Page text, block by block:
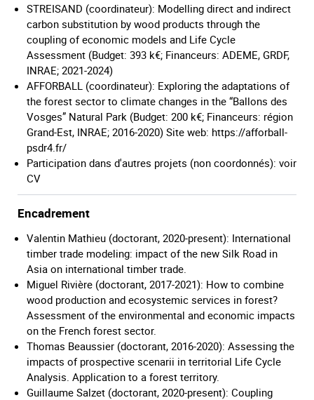
STREISAND (coordinateur): Modelling direct and indirect
carbon substitution by wood products through the
coupling of economic models and Life Cycle
Assessment (Budget: 393 k€; Financeurs: ADEME, GRDF,
INRAE; 2021-2024)
AFFORBALL (coordinateur): Exploring the adaptations of
the forest sector to climate changes in the “Ballons des
Vosges” Natural Park (Budget: 200 k€; Financeurs: région
Grand-Est, INRAE; 2016-2020) Site web: https://afforball-
psdr4.fr/
Participation dans d'autres projets (non coordonnés): voir
CV
Encadrement
Valentin Mathieu (doctorant, 2020-present): International
timber trade modeling: impact of the new Silk Road in
Asia on international timber trade.
Miguel Rivière (doctorant, 2017-2021): How to combine
wood production and ecosystemic services in forest?
Assessment of the environmental and economic impacts
on the French forest sector.
Thomas Beaussier (doctorant, 2016-2020): Assessing the
impacts of prospective scenarii in territorial Life Cycle
Analysis. Application to a forest territory.
Guillaume Salzet (doctorant, 2020-present): Coupling